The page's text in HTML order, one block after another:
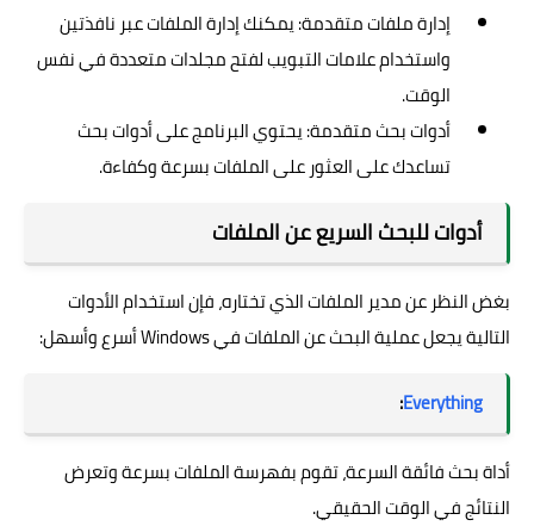
إدارة ملفات متقدمة: يمكنك إدارة الملفات عبر نافذتين
واستخدام علامات التبويب لفتح مجلدات متعددة في نفس
الوقت.
أدوات بحث متقدمة: يحتوي البرنامج على أدوات بحث
تساعدك على العثور على الملفات بسرعة وكفاءة.
أدوات للبحث السريع عن الملفات
بغض النظر عن مدير الملفات الذي تختاره، فإن استخدام الأدوات
التالية يجعل عملية البحث عن الملفات في Windows أسرع وأسهل:
Everything
:
أداة بحث فائقة السرعة، تقوم بفهرسة الملفات بسرعة وتعرض
النتائج في الوقت الحقيقي.